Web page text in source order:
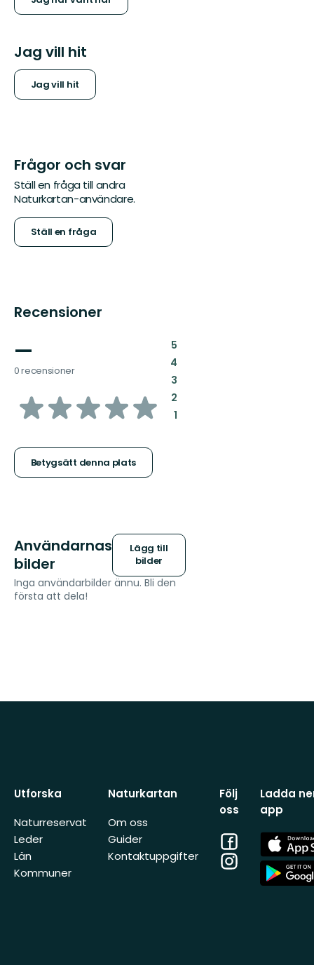
Jag vill hit
Jag vill hit
Frågor och svar
Ställ en fråga till andra
Naturkartan-användare.
Ställ en fråga
Recensioner
—
0 recensioner
av
stjärnor
Betygsätt denna plats
5:
4:
3:
2:
1:
Användarnas
bilder
Lägg till
bilder
Inga användarbilder ännu. Bli den
första att dela!
Utforska
Naturreservat
Leder
Län
Kommuner
Naturkartan
Om oss
Guider
Kontaktuppgifter
Följ
oss
Facebook
Instagram
Ladda
app
App
Store
App
Store